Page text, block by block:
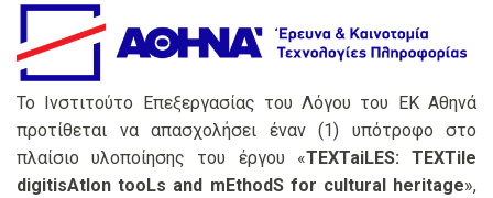
Το Ινστιτούτο Επεξεργασίας του Λόγου του ΕΚ Αθηνά
προτίθεται να απασχολήσει έναν (1) υπότροφο στο
πλαίσιο υλοποίησης του έργου «TEXTaiLES: TEXTile
digitisAtIon tooLs and mEthodS for cultural heritage»,